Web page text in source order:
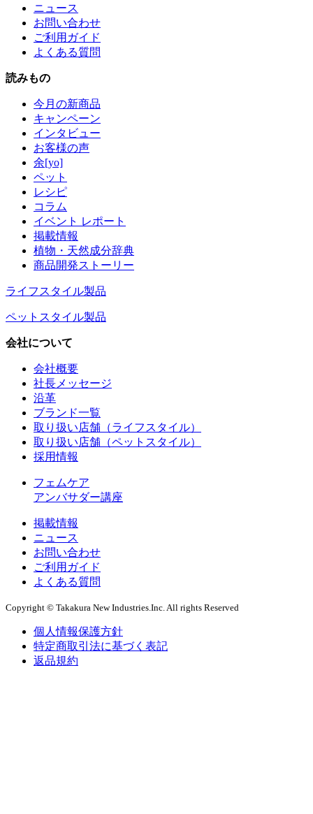
ニュース
お問い合わせ
ご利用ガイド
よくある質問
読みもの
今月の新商品
キャンペーン
インタビュー
お客様の声
余[yo]
ペット
レシピ
コラム
イベント レポート
掲載情報
植物・天然成分辞典
商品開発ストーリー
ライフスタイル製品
ペットスタイル製品
会社について
会社概要
社長メッセージ
沿革
ブランド一覧
取り扱い店舗（ライフスタイル）
取り扱い店舗（ペットスタイル）
採用情報
フェムケア
アンバサダー講座
掲載情報
ニュース
お問い合わせ
ご利用ガイド
よくある質問
Copyright © Takakura New Industries.Inc. All rights Reserved
個人情報保護方針
特定商取引法に基づく表記
返品規約